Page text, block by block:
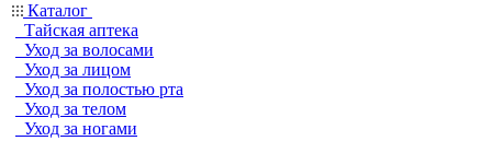
Каталог
Тайская аптека
Уход за волосами
Уход за лицом
Уход за полостью рта
Уход за телом
Уход за ногами